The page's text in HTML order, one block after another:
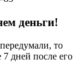
деньги!
то
7 дней после его